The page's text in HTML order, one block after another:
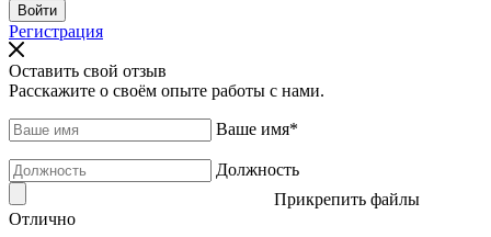
Регистрация
Оставить свой отзыв
Расскажите о своём опыте работы с нами.
Ваше имя*
Должность
Прикрепить файлы
Отлично